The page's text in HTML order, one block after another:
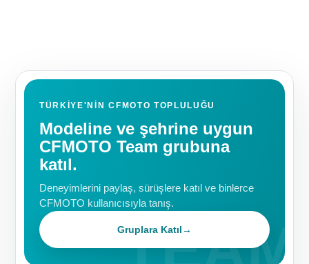
TÜRKIYE'NIN CFMOTO TOPLULUĞU
Modeline ve şehrine uygun
CFMOTO Team grubuna
katıl.
Deneyimlerini paylaş, sürüşlere katıl ve binlerce
CFMOTO kullanıcısıyla tanış.
Gruplara Katıl→